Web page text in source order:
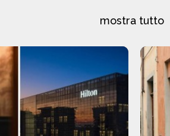
mostra tutto